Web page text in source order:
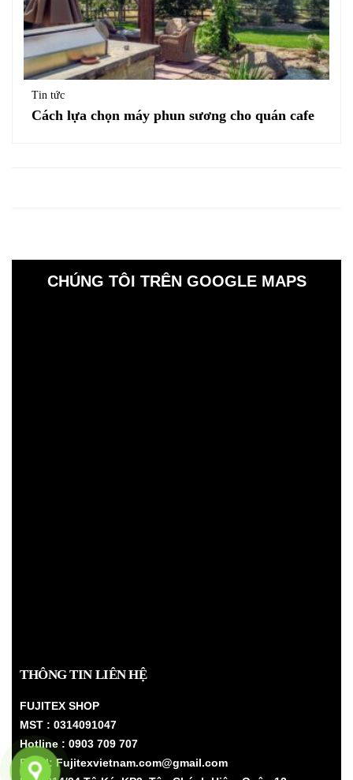
Tin tức
Cách lựa chọn máy phun sương cho quán cafe
CHÚNG TÔI TRÊN GOOGLE MAPS
THÔNG TIN LIÊN HỆ
FUJITEX SHOP
MST : 0314091047
Hotline : 0903 709 707
Email: Fujitexvietnam.com@gmail.com